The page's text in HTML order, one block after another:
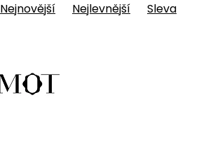
Nejnovější Nejlevnější Sleva